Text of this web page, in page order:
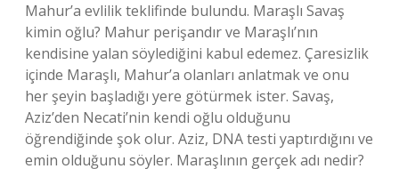
Mahur’a evlilik teklifinde bulundu. Maraşlı Savaş
kimin oğlu? Mahur perişandır ve Maraşlı’nın
kendisine yalan söylediğini kabul edemez. Çaresizlik
içinde Maraşlı, Mahur’a olanları anlatmak ve onu
her şeyin başladığı yere götürmek ister. Savaş,
Aziz’den Necati’nin kendi oğlu olduğunu
öğrendiğinde şok olur. Aziz, DNA testi yaptırdığını ve
emin olduğunu söyler. Maraşlının gerçek adı nedir?